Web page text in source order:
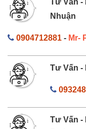
Tư Vấn -
Nhuận
0904712881 - Mr-
Tư Vấn -
Tư Vấn -